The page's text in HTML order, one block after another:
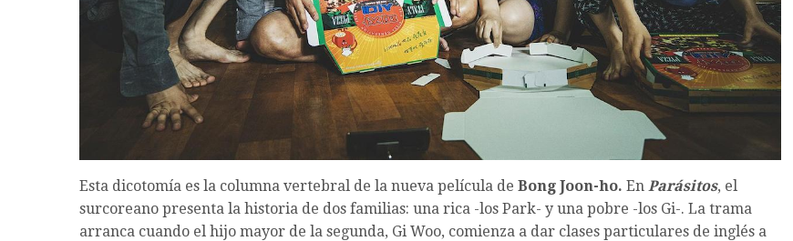
Esta dicotomía es la columna vertebral de la nueva película de Bong Joon-ho. En Parásitos, el
surcoreano presenta la historia de dos familias: una rica -los Park- y una pobre -los Gi-. La trama
arranca cuando el hijo mayor de la segunda, Gi Woo, comienza a dar clases particulares de inglés a